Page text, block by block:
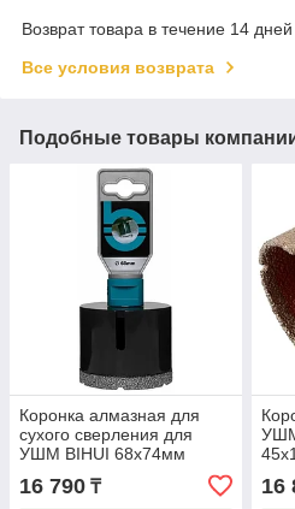
Возврат товара в течение 14
Все условия возврата
Подобные товары
Коронка алмазная для
сухого сверления для
УШМ BIHUI 68х74мм
16 790 ₸ 16